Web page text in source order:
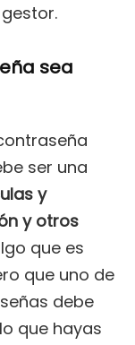
sea
ser una
y
y otros
que es
que uno de
debe
que hayas